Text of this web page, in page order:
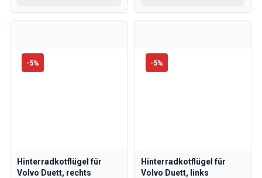
-5%
Hinterradkotflügel für
Volvo Duett, rechts
-5%
Hinterradkotflügel für
Volvo Duett, links